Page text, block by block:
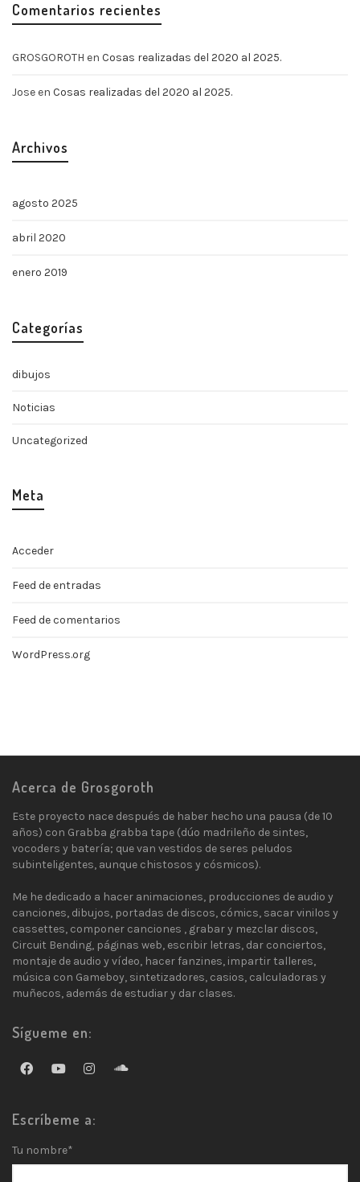
Comentarios recientes
GROSGOROTH en Cosas realizadas del 2020 al 2025.
Jose en Cosas realizadas del 2020 al 2025.
Archivos
agosto 2025
abril 2020
enero 2019
Categorías
dibujos
Noticias
Uncategorized
Meta
Acceder
Feed de entradas
Feed de comentarios
WordPress.org
Acerca de Grosgoroth
Este proyecto nace después de haber hecho una pausa (de 10
años) con Grabba grabba tape (dúo madrileño de sintes,
vocoders y batería; que van vestidos de seres peludos
subinteligentes, aunque chistosos y cósmicos).
Me he dedicado a hacer animaciones, producciones de audio y
canciones, dibujos, portadas de discos, cómics, sacar vinilos y
cassettes, componer canciones , grabar y mezclar discos,
Circuit Bending, páginas web, escribir letras, dar conciertos,
montaje de audio y vídeo, hacer fanzines, impartir talleres,
música con Gameboy, sintetizadores, casios, calculadoras y
muñecos, además de estudiar y dar clases.
Sígueme en:
Escríbeme a:
Tu nombre*